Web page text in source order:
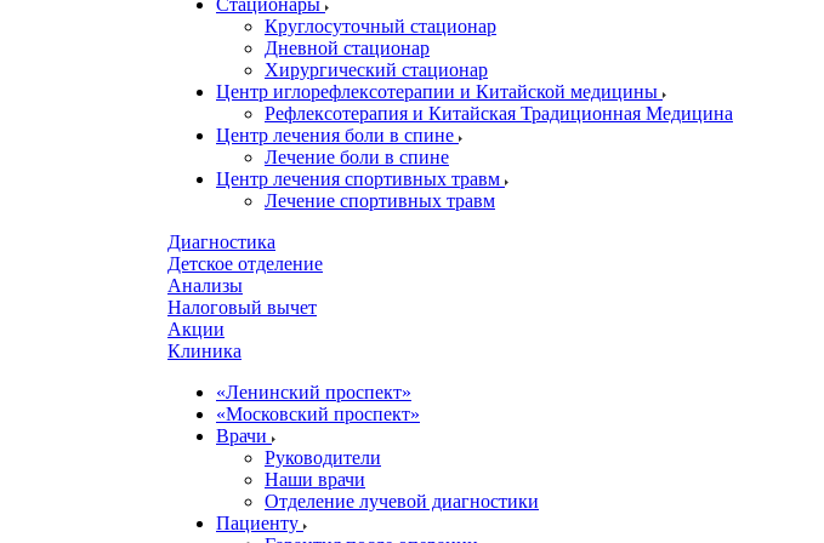
Стационары
Круглосуточный стационар
Дневной стационар
Хирургический стационар
Центр иглорефлексотерапии и Китайской медицины
Рефлексотерапия и Китайская Традиционная Медицина
Центр лечения боли в спине
Лечение боли в спине
Центр лечения спортивных травм
Лечение спортивных травм
Диагностика
Детское отделение
Анализы
Налоговый вычет
Акции
Клиника
«Ленинский проспект»
«Московский проспект»
Врачи
Руководители
Наши врачи
Отделение лучевой диагностики
Пациенту